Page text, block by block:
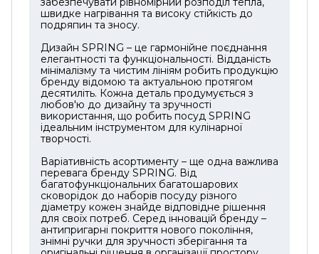
індукційні. Spring VULCANO PURE також
можна використовувати в духовці за
температури до 180°C, що робить її ще
зручнішою для різноманітних кулінарних
експериментів.
Гарантія виробника — 5 років.
швидке нагрівання та високу стійкість до
подряпин та зносу.
Дизайн SPRING – це гармонійне поєднання
елегантності та функціональності. Відданість
мінімалізму та чистим лініям робить продукцію
бренду відомою та актуальною протягом
десятиліть. Кожна деталь продумується з
любов'ю до дизайну та зручності
використання, що робить посуд SPRING
ідеальним інструментом для кулінарної
творчості.
Варіативність асортименту – ще одна важлива
перевага бренду SPRING. Від
багатофункціональних багатошарових
сковорідок до наборів посуду різного
діаметру кожен знайде відповідне рішення
для своїх потреб. Серед інновацій бренду –
антипригарні покриття нового покоління,
знімні ручки для зручності зберігання та